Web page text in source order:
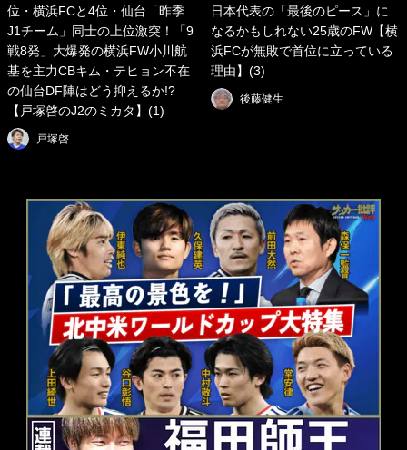
位・横浜FCと4位・仙台「昨季
J1チーム」同士の上位激突！「9
戦8発」大爆発の横浜FW小川航
基を主力CBキム・テヒョン不在
の仙台DF陣はどう抑えるか!?
【戸塚啓のJ2のミカタ】(1)
戸塚啓
日本代表の「最後のピース」に
なるかもしれない25歳のFW【横
浜FCが無敗で首位に立っている
理由】(3)
後藤健生